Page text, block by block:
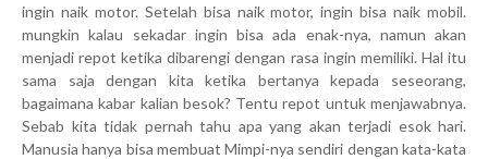
ingin naik motor. Setelah bisa naik motor, ingin bisa naik mobil.
mungkin kalau sekadar ingin bisa ada enak-nya, namun akan
menjadi repot ketika dibarengi dengan rasa ingin memiliki. Hal itu
sama saja dengan kita ketika bertanya kepada seseorang,
bagaimana kabar kalian besok? Tentu repot untuk menjawabnya.
Sebab kita tidak pernah tahu apa yang akan terjadi esok hari.
Manusia hanya bisa membuat Mimpi-nya sendiri dengan kata-kata